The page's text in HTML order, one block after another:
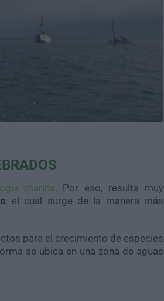
marina. Por eso, resulta muy
, el cual surge de la manera más
para el crecimiento de especies
se ubica en una zona de aguas